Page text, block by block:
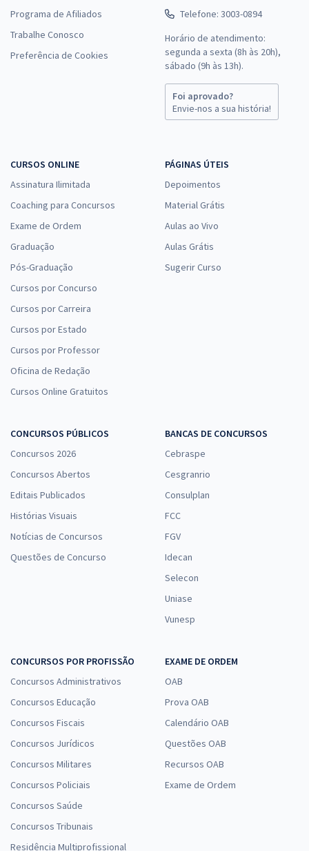
Programa de Afiliados
Trabalhe Conosco
Preferência de Cookies
Telefone: 3003-0894
Horário de atendimento:
segunda a sexta (8h às 20h),
sábado (9h às 13h).
Foi aprovado?
Envie-nos a sua história!
CURSOS ONLINE
Assinatura Ilimitada
Coaching para Concursos
Exame de Ordem
Graduação
Pós-Graduação
Cursos por Concurso
Cursos por Carreira
Cursos por Estado
Cursos por Professor
Oficina de Redação
Cursos Online Gratuitos
PÁGINAS ÚTEIS
Depoimentos
Material Grátis
Aulas ao Vivo
Aulas Grátis
Sugerir Curso
CONCURSOS PÚBLICOS
Concursos 2026
Concursos Abertos
Editais Publicados
Histórias Visuais
Notícias de Concursos
Questões de Concurso
BANCAS DE CONCURSOS
Cebraspe
Cesgranrio
Consulplan
FCC
FGV
Idecan
Selecon
Uniase
Vunesp
CONCURSOS POR PROFISSÃO
Concursos Administrativos
Concursos Educação
Concursos Fiscais
Concursos Jurídicos
Concursos Militares
Concursos Policiais
Concursos Saúde
Concursos Tribunais
Residência Multiprofissional
EXAME DE ORDEM
OAB
Prova OAB
Calendário OAB
Questões OAB
Recursos OAB
Exame de Ordem